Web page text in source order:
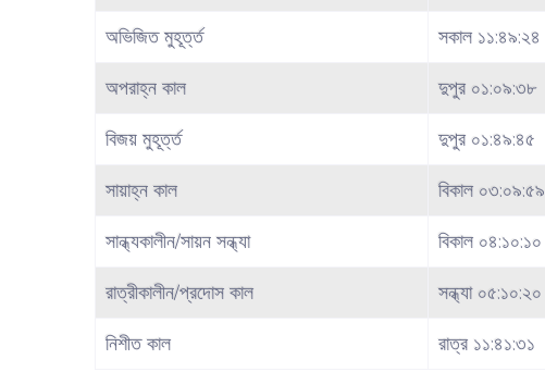
অভিজিত মুহূর্ত্ত
সকাল ১১:৪৯:২৪
অপরাহ্ন কাল
দুপুর ০১:০৯:৩৮
বিজয় মুহূর্ত্ত
দুপুর ০১:৪৯:৪৫
সায়াহ্ন কাল
বিকাল ০৩:০৯:৫৯
সান্ধ্যকালীন/সায়ন সন্ধ্যা
বিকাল ০৪:১০:১০
রাত্রীকালীন/প্রদোস কাল
সন্ধ্যা ০৫:১০:২০
নিশীত কাল
রাত্র ১১:৪১:৩১